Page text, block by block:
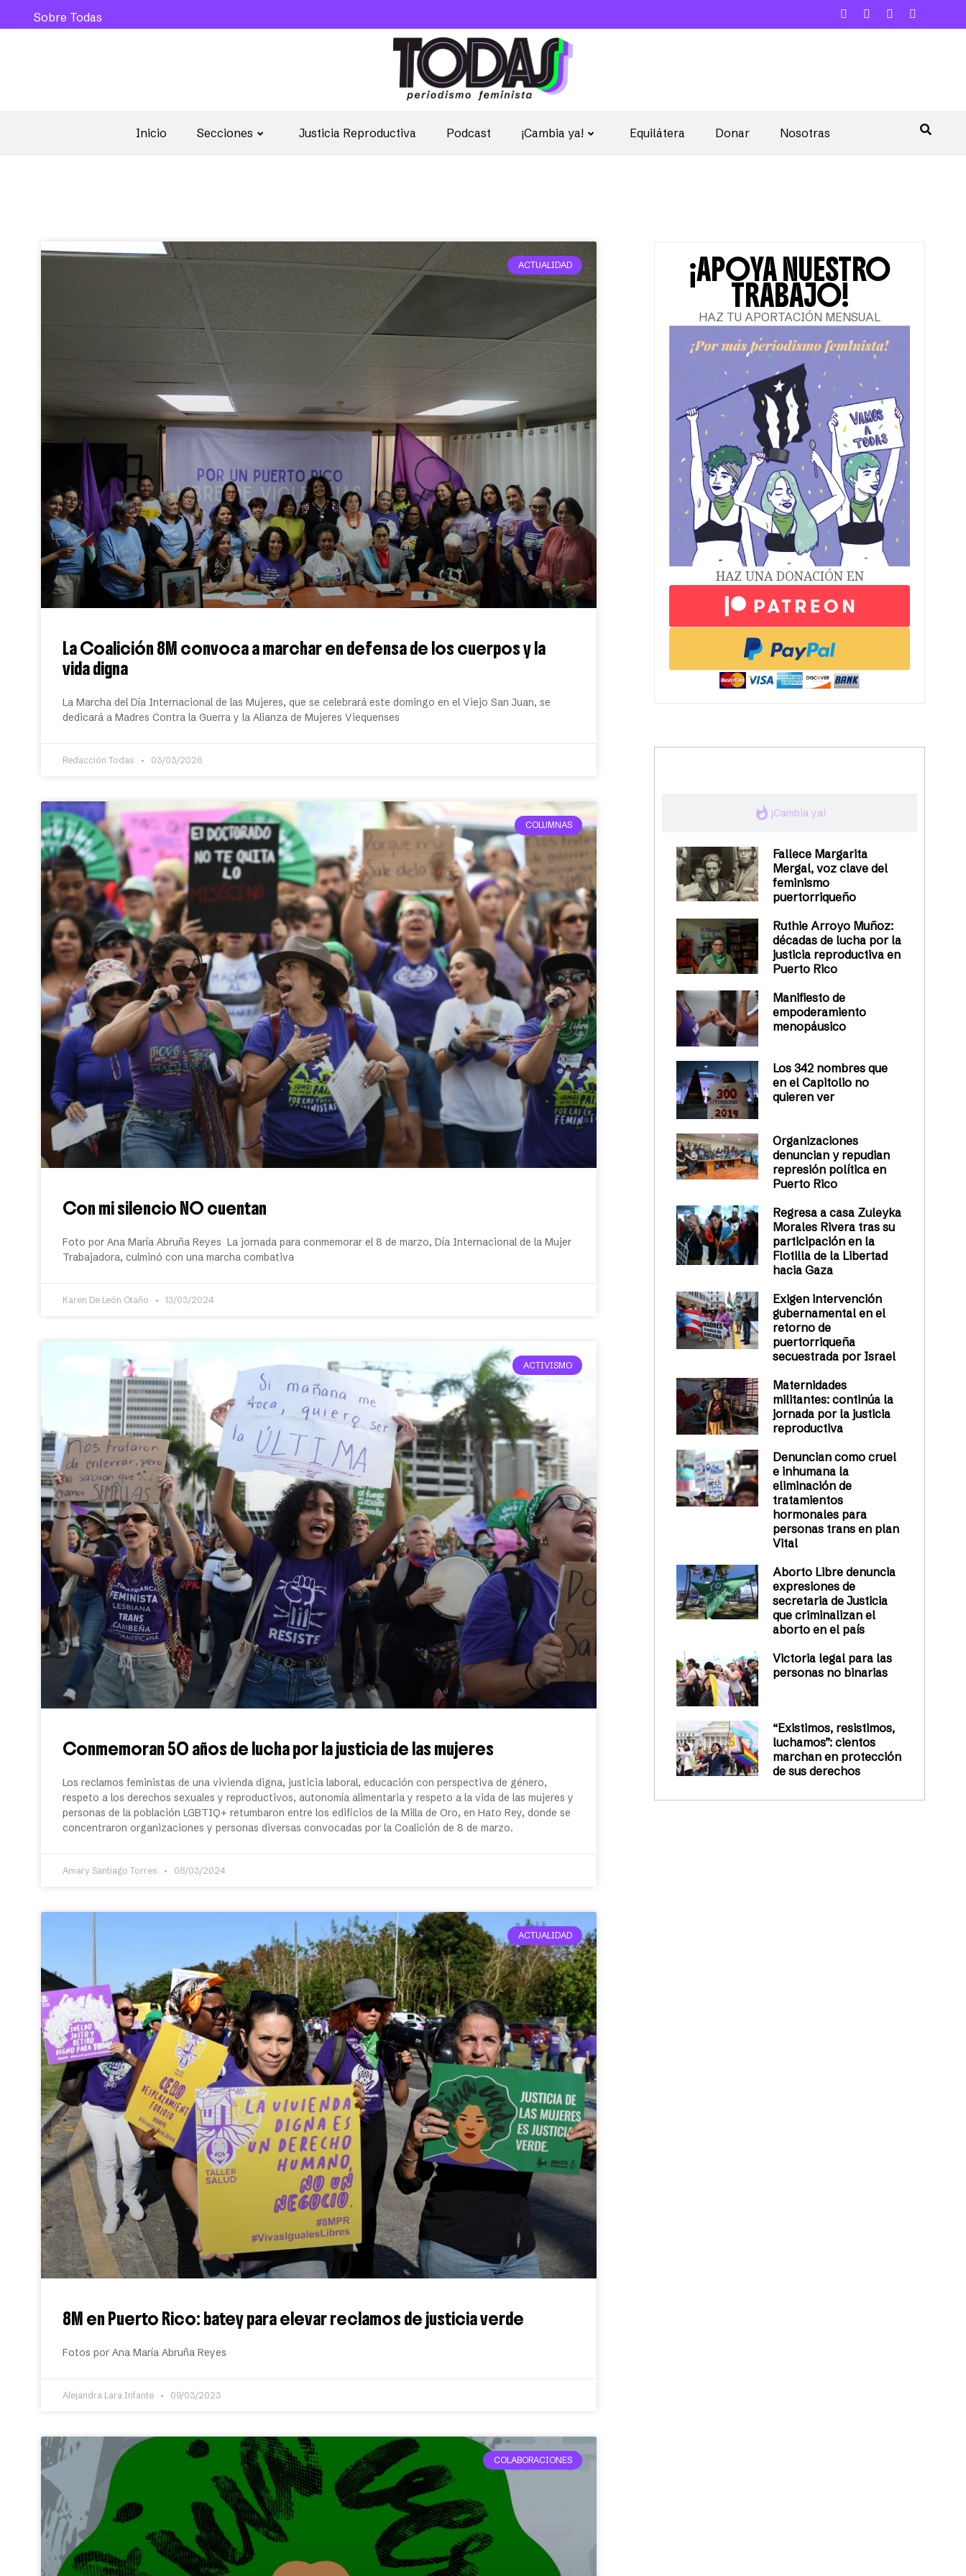
Inicio Secciones Justicia Reproductiva Podcast ¡Cambia ya! Equilátera Donar Nosotras
Sobre Todas
ACTUALIDAD
La Coalición 8M convoca a marchar en defensa de los cuerpos y la
vida digna
La Marcha del Día Internacional de las Mujeres, que se celebrará este domingo en el Viejo San Juan, se
dedicará a Madres Contra la Guerra y la Alianza de Mujeres Viequenses
Redacción Todas 03/03/2026
COLUMNAS
Con mi silencio NO cuentan
Foto por Ana María Abruña Reyes La jornada para conmemorar el 8 de marzo, Día Internacional de la Mujer
Trabajadora, culminó con una marcha combativa
Karen De León Otaño 13/03/2024
ACTIVISMO
Conmemoran 50 años de lucha por la justicia de las mujeres
Los reclamos feministas de una vivienda digna, justicia laboral, educación con perspectiva de género,
respeto a los derechos sexuales y reproductivos, autonomía alimentaria y respeto a la vida de las mujeres y
personas de la población LGBTIQ+ retumbaron entre los edificios de la Milla de Oro, en Hato Rey, donde se
concentraron organizaciones y personas diversas convocadas por la Coalición de 8 de marzo.
Amary Santiago Torres 08/03/2024
ACTUALIDAD
8M en Puerto Rico: batey para elevar reclamos de justicia verde
Fotos por Ana María Abruña Reyes
Alejandra Lara Infante 09/03/2023
COLABORACIONES
¡APOYA NUESTRO
TRABAJO!
HAZ TU APORTACIÓN MENSUAL
HAZ UNA DONACIÓN EN
whatshot ¡Cambia ya!
Fallece Margarita
Mergal, voz clave del
feminismo
puertorriqueño
Ruthie Arroyo Muñoz:
décadas de lucha por la
justicia reproductiva en
Puerto Rico
Manifiesto de
empoderamiento
menopáusico
Los 342 nombres que
en el Capitolio no
quieren ver
Organizaciones
denuncian y repudian
represión política en
Puerto Rico
Regresa a casa Zuleyka
Morales Rivera tras su
participación en la
Flotilla de la Libertad
hacia Gaza
Exigen intervención
gubernamental en el
retorno de
puertorriqueña
secuestrada por Israel
Maternidades
militantes: continúa la
jornada por la justicia
reproductiva
Denuncian como cruel
e inhumana la
eliminación de
tratamientos
hormonales para
personas trans en plan
Vital
Aborto Libre denuncia
expresiones de
secretaria de Justicia
que criminalizan el
aborto en el país
Victoria legal para las
personas no binarias
“Existimos, resistimos,
luchamos”: cientos
marchan en protección
de sus derechos